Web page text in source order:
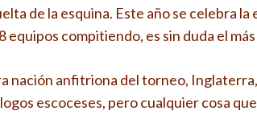
de la esquina. Este año se celebra
equipos compitiendo, es sin duda el
nación anfitriona del torneo,
escoceses, pero cualquier cosa